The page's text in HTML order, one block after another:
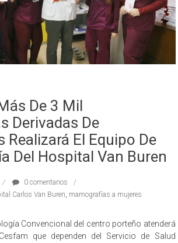
De 3 Mil
Derivadas De
Realizará El Equipo De
Del Hospital Van Buren
0 comentarios
Carlos Van Buren, mamografías a mujeres
Convencional del centro porteño atenderá
que dependen del Servicio de Salud